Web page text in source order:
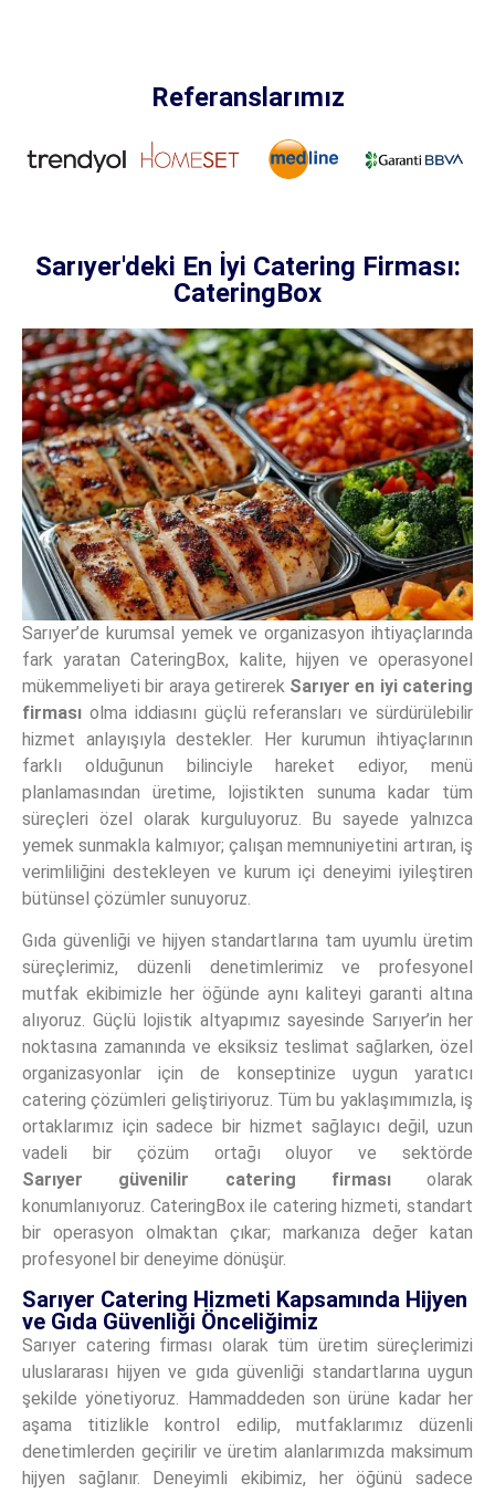
Referanslarımız
Sarıyer'deki En İyi Catering Firması:
CateringBox
Sarıyer’de kurumsal yemek ve organizasyon ihtiyaçlarında
fark yaratan CateringBox, kalite, hijyen ve operasyonel
mükemmeliyeti bir araya getirerek Sarıyer en iyi catering
firması olma iddiasını güçlü referansları ve sürdürülebilir
hizmet anlayışıyla destekler. Her kurumun ihtiyaçlarının
farklı olduğunun bilinciyle hareket ediyor, menü
planlamasından üretime, lojistikten sunuma kadar tüm
süreçleri özel olarak kurguluyoruz. Bu sayede yalnızca
yemek sunmakla kalmıyor; çalışan memnuniyetini artıran, iş
verimliliğini destekleyen ve kurum içi deneyimi iyileştiren
bütünsel çözümler sunuyoruz.
Gıda güvenliği ve hijyen standartlarına tam uyumlu üretim
süreçlerimiz, düzenli denetimlerimiz ve profesyonel
mutfak ekibimizle her öğünde aynı kaliteyi garanti altına
alıyoruz. Güçlü lojistik altyapımız sayesinde Sarıyer’in her
noktasına zamanında ve eksiksiz teslimat sağlarken, özel
organizasyonlar için de konseptinize uygun yaratıcı
catering çözümleri geliştiriyoruz. Tüm bu yaklaşımımızla, iş
ortaklarımız için sadece bir hizmet sağlayıcı değil, uzun
vadeli bir çözüm ortağı oluyor ve sektörde
Sarıyer güvenilir catering firmasıolarak
konumlanıyoruz. CateringBox ile catering hizmeti, standart
bir operasyon olmaktan çıkar; markanıza değer katan
profesyonel bir deneyime dönüşür.
Sarıyer Catering Hizmeti Kapsamında Hijyen
ve Gıda Güvenliği Önceliğimiz
Sarıyer catering firması olarak tüm üretim süreçlerimizi
uluslararası hijyen ve gıda güvenliği standartlarına uygun
şekilde yönetiyoruz. Hammaddeden son ürüne kadar her
aşama titizlikle kontrol edilip, mutfaklarımız düzenli
denetimlerden geçirilir ve üretim alanlarımızda maksimum
hijyen sağlanır. Deneyimli ekibimiz, her öğünü sadece